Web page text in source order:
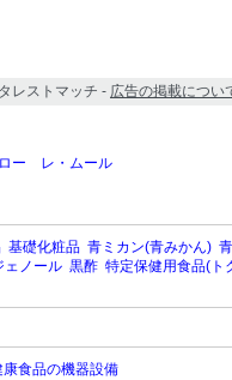
レストマッチ - 広告の掲載につい
ー レ・ムール
基礎化粧品 青ミカン(青みかん)
ェノール 黒酢 特定保健用食品(ト
康食品の機器設備